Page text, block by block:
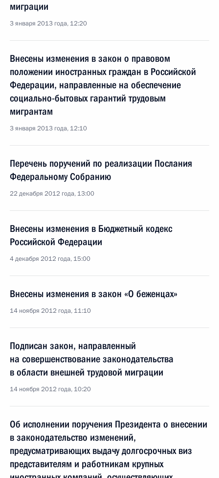
миграции
3 января 2013 года, 12:20
Внесены изменения в закон о правовом
положении иностранных граждан в Российской
Федерации, направленные на обеспечение
социально-бытовых гарантий трудовым
мигрантам
3 января 2013 года, 12:10
Перечень поручений по реализации Послания
Федеральному Собранию
22 декабря 2012 года, 13:00
Внесены изменения в Бюджетный кодекс
Российской Федерации
4 декабря 2012 года, 15:00
Внесены изменения в закон «О беженцах»
14 ноября 2012 года, 11:10
Подписан закон, направленный
на совершенствование законодательства
в области внешней трудовой миграции
14 ноября 2012 года, 10:20
Об исполнении поручения Президента о внесении
в законодательство изменений,
предусматривающих выдачу долгосрочных виз
представителям и работникам крупных